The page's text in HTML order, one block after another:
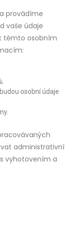
provádíme
vaše údaje
těmto osobním
osobní údaje
administrativní
vyhotovením a